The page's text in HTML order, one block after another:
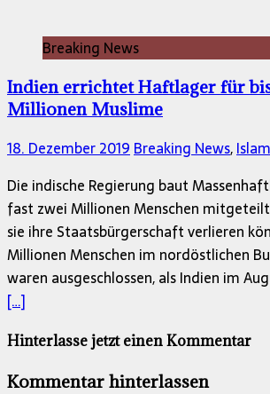
Breaking News
Indien errichtet Haftlager für
Millionen Muslime
18. Dezember 2019 Breaking News,Islam
Die indische Regierung baut
fast zwei Millionen Menschen
sie ihre Staatsbürgerschaft verlieren
Millionen Menschen im nordöstlichen
waren ausgeschlossen, als Indien im
[…]
Hinterlasse jetzt einen Kommentar
Kommentar hinterlassen